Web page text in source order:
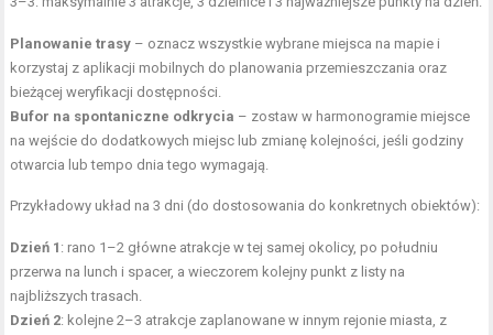
Planowanie trasy – oznacz wszystkie wybrane miejsca na mapie i
korzystaj z aplikacji mobilnych do planowania przemieszczania oraz
bieżącej weryfikacji dostępności.
Bufor na spontaniczne odkrycia – zostaw w harmonogramie miejsce
na wejście do dodatkowych miejsc lub zmianę kolejności, jeśli godziny
otwarcia lub tempo dnia tego wymagają.
Przykładowy układ na 3 dni (do dostosowania do konkretnych obiektów):
Dzień 1 : rano 1–2 główne atrakcje w tej samej okolicy, po południu
przerwa na lunch i spacer, a wieczorem kolejny punkt z listy na
najbliższych trasach.
Dzień 2: kolejne 2–3 atrakcje zaplanowane w innym rejonie miasta, z